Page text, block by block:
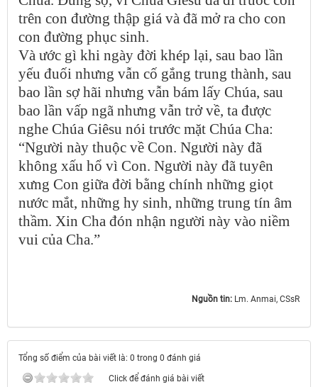
trên con đường thập giá và đã mở ra cho con
con đường phục sinh.
Và ước gì khi ngày đời khép lại, sau bao lần
yếu đuối nhưng vẫn cố gắng trung thành, sau
bao lần sợ hãi nhưng vẫn bám lấy Chúa, sau
bao lần vấp ngã nhưng vẫn trở về, ta được
nghe Chúa Giêsu nói trước mặt Chúa Cha:
“Người này thuộc về Con. Người này đã
không xấu hổ vì Con. Người này đã tuyên
xưng Con giữa đời bằng chính những giọt
nước mắt, những hy sinh, những trung tín âm
thầm. Xin Cha đón nhận người này vào niềm
vui của Cha.”
Nguồn tin: Lm. Anmai, CSsR
Tổng số điểm của bài viết là: 0 trong 0 đánh giá
Click để đánh giá bài viết